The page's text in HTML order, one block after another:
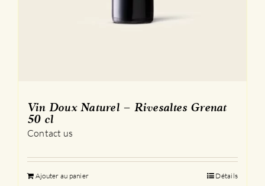
Vin Doux Naturel – Rivesaltes Grenat
50 cl
Contact us
Ajouter au panier Détails